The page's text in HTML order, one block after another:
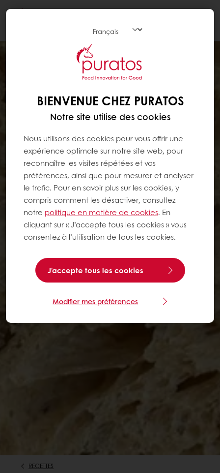
RECETTES
BIENVENUE CHEZ PURATOS
Notre site utilise des cookies
Nous utilisons des cookies pour vous offrir une
expérience optimale sur notre site web, pour
reconnaître les visites répétées et vos
préférences, ainsi que pour mesurer et analyser
le trafic. Pour en savoir plus sur les cookies, y
compris comment les désactiver, consultez
notre politique en matière de cookies. En
cliquant sur « J’accepte tous les cookies » vous
consentez à l’utilisation de tous les cookies.
J'accepte tous les cookies
Modifier mes préférences